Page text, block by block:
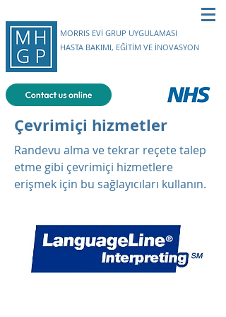
MORRIS EVİ GRUP UYGULAMASI
HASTA BAKIMI, EĞİTİM VE İNOVASYON
Çevrimiçi hizmetler
Randevu alma ve tekrar reçete talep
etme gibi çevrimiçi hizmetlere
erişmek için bu sağlayıcıları kullanın.